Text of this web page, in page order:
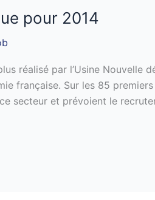
pour 2014
réalisé par l’Usine Nouvelle
française. Sur les 85 premiers
secteur et prévoient le